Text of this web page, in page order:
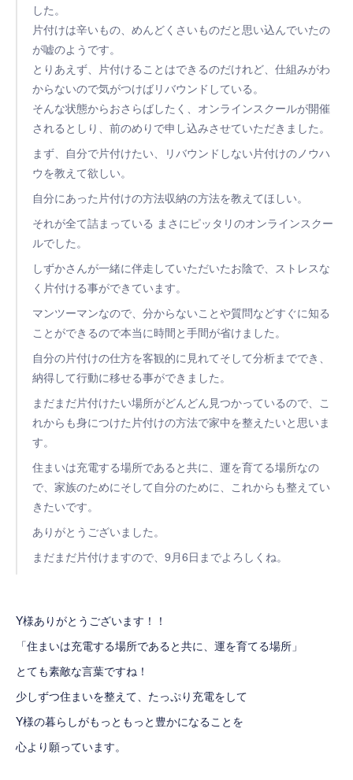
した。
片付けは辛いもの、めんどくさいものだと思い込んでいたの
が嘘のようです。
とりあえず、片付けることはできるのだけれど、仕組みがわ
からないので気がつけばリバウンドしている。
そんな状態からおさらばしたく、オンラインスクールが開催
されるとしり、前のめりで申し込みさせていただきました。
まず、自分で片付けたい、リバウンドしない片付けのノウハ
ウを教えて欲しい。
自分にあった片付けの方法収納の方法を教えてほしい。
それが全て詰まっている まさにピッタリのオンラインスクー
ルでした。
しずかさんが一緒に伴走していただいたお陰で、ストレスな
く片付ける事ができています。
マンツーマンなので、分からないことや質問などすぐに知る
ことができるので本当に時間と手間が省けました。
自分の片付けの仕方を客観的に見れてそして分析まででき、
納得して行動に移せる事ができました。
まだまだ片付けたい場所がどんどん見つかっているので、こ
れからも身につけた片付けの方法で家中を整えたいと思いま
す。
住まいは充電する場所であると共に、運を育てる場所なの
で、家族のためにそして自分のために、これからも整えてい
きたいです。
ありがとうございました。
まだまだ片付けますので、9月6日までよろしくね。
Y様ありがとうございます！！
「住まいは充電する場所であると共に、運を育てる場所」
とても素敵な言葉ですね！
少しずつ住まいを整えて、たっぷり充電をして
Y様の暮らしがもっともっと豊かになることを
心より願っています。